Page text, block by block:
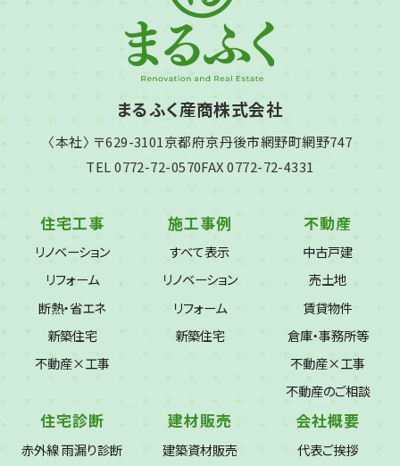
まるふく産商株式会社
〈本社〉 〒629-3101京都府京丹後市網野町網野747
TEL 0772-72-0570FAX 0772-72-4331
住宅工事
リノベーション
リフォーム
断熱・省エネ
新築住宅
不動産×工事
施工事例
すべて表示
リノベーション
リフォーム
新築住宅
不動産
中古戸建
売土地
賃貸物件
倉庫・事務所等
不動産×工事
不動産のご相談
住宅診断
赤外線 雨漏り診断
建材販売
建築資材販売
会社概要
代表ご挨拶